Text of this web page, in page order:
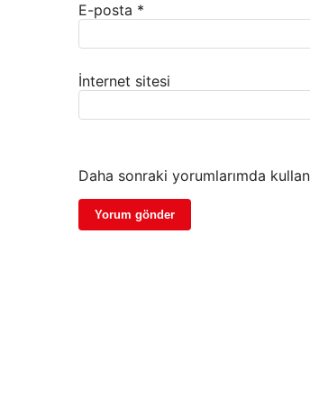
E-posta *
İnternet sitesi
Daha sonraki yorumlarımda